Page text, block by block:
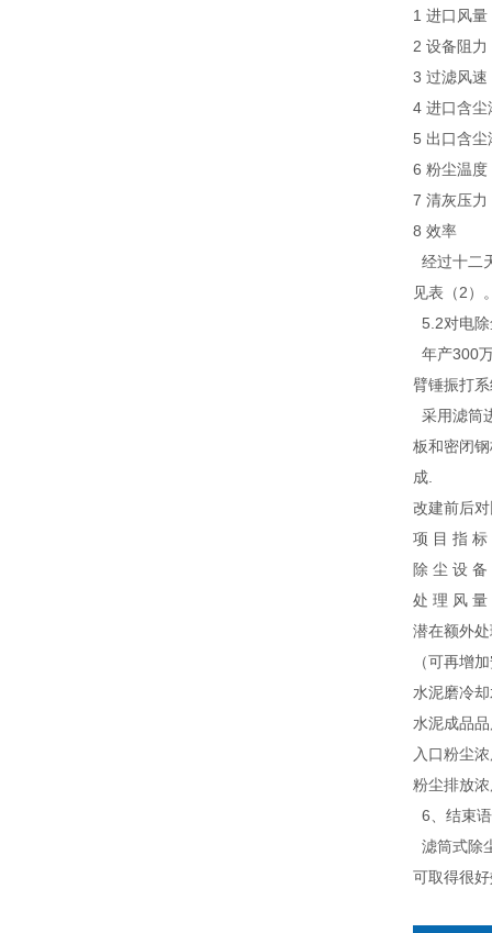
1 进口
2 设备
3 过滤
4 进口
5 出口
6 粉尘
7 清灰
8 效
经过十二
见表（2）
5.2对电
年产300
臂锤振打
采用滤筒
板和密闭
成.
改建前后
项 目 指
除 尘 设
处 理 风
潜在额外
（可再
水泥磨
水泥成
入口粉
粉尘排
6、结束语
滤筒式除
可取得很